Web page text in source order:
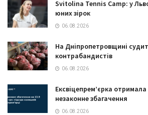
Svitolina Tennis Camp: у
юних зірок
06.08.2026
На Дніпропетровщині
контрабандистів
06.08.2026
Ексвіцепрем’єрка отримала
незаконне збагачення
06.08.2026